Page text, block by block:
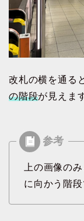
改札の横を通る
の階段が見えま
上の画像の
に向かう階段